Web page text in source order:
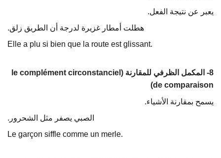
يعبر عن نتيجة الفعل.
هطلت أمطار غزيرة لدرجة أن الطريق زلق.
Elle a plu si bien que la route est glissant.
8- المكمل الظرفي للمقارنة (le complément circonstanciel
de comparaison)
يسمح بمقارنة الأشياء.
الصبي يصفر مثل الشحرور.
Le garçon siffle comme un merle.